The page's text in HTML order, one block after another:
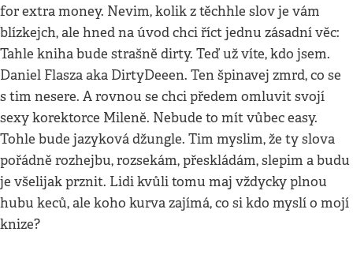
for extra money. Nevim, kolik z těchhle slov je vám
blízkejch, ale hned na úvod chci říct jednu zásadní věc:
Tahle kniha bude strašně dirty. Teď už víte, kdo jsem.
Daniel Flasza aka DirtyDeeen. Ten špinavej zmrd, co se
s tim nesere. A rovnou se chci předem omluvit svojí
sexy korektorce Mileně. Nebude to mít vůbec easy.
Tohle bude jazyková džungle. Tim myslim, že ty slova
pořádně rozhejbu, rozsekám, přeskládám, slepim a budu
je všelijak prznit. Lidi kvůli tomu maj vždycky plnou
hubu keců, ale koho kurva zajímá, co si kdo myslí o mojí
knize?